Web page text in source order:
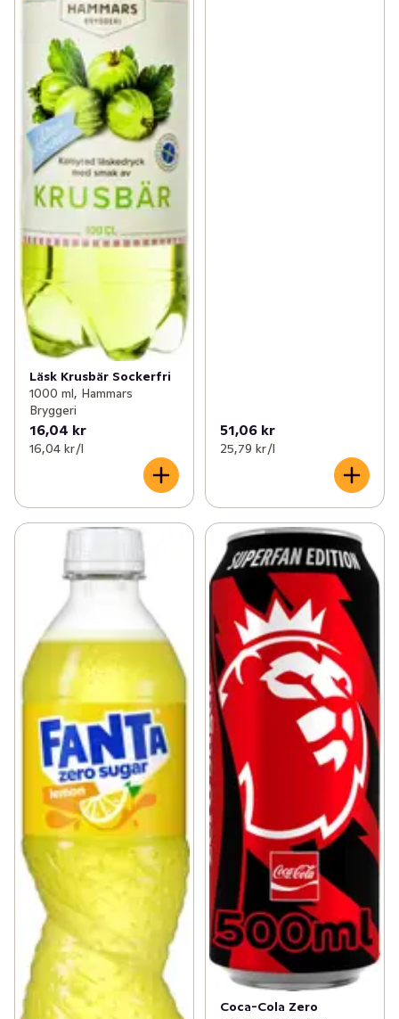
Läsk Krusbär Sockerfri
1000 ml, Hammars
Bryggeri
16,04 kr
16,04 kr /l
51,06 kr
25,79 kr /l
Coca-Cola Zero